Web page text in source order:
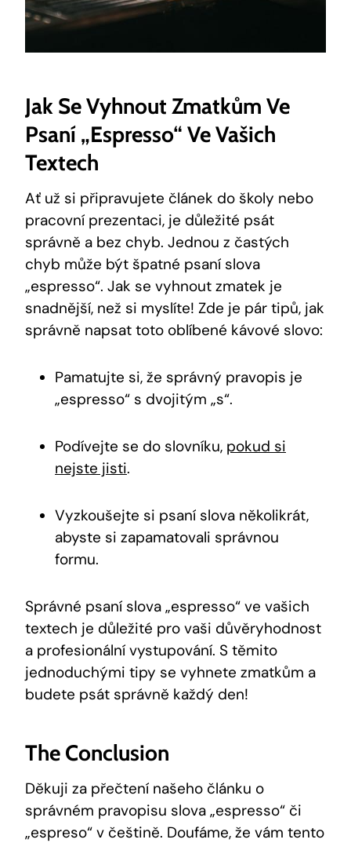
Jak Se Vyhnout Zmatkům Ve
Psaní „espresso“ Ve Vašich
Textech
Ať už si připravujete článek do školy nebo
pracovní prezentaci, je důležité psát
správně a bez chyb. Jednou z častých
chyb může být špatné psaní slova
„espresso“. Jak se vyhnout zmatek je
snadnější, než si myslíte! Zde je pár tipů, jak
správně napsat toto oblíbené kávové slovo:
Pamatujte si, že správný pravopis je
„espresso“ s dvojitým „s“.
Podívejte se do slovníku, pokud si
nejste jisti.
Vyzkoušejte si psaní slova několikrát,
abyste si zapamatovali správnou
formu.
Správné psaní slova „espresso“ ve vašich
textech je důležité pro vaši důvěryhodnost
a profesionální vystupování. S těmito
jednoduchými tipy se vyhnete zmatkům a
budete psát správně každý den!
The Conclusion
Děkuji za přečtení našeho článku o
správném pravopisu slova „espresso“ či
„espreso“ v češtině. Doufáme, že vám tento